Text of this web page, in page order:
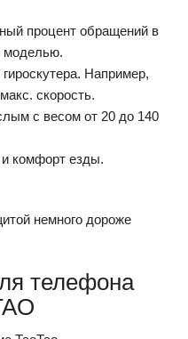
процент обращений в
моделью.
Например,
скорость.
с весом от 20 до 140
комфорт езды.
немного дороже
телефона